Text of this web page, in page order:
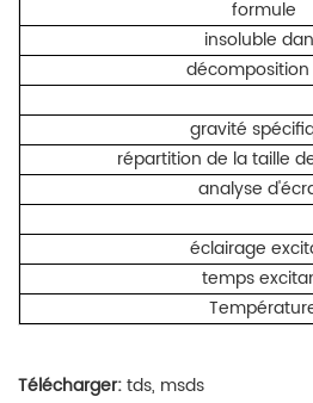
formule
insoluble
gravité
répartition de la taille
analyse
éclairage
temps
Télécharger:tds, msds